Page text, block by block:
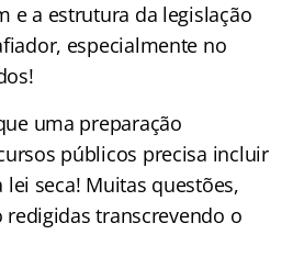
e a estrutura da legislação
especialmente no
uma preparação
públicos precisa incluir
seca! Muitas questões,
transcrevendo o